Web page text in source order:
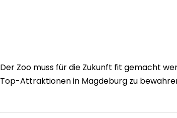
Der Zoo muss für die Zukunft fit gemacht
Top-Attraktionen in Magdeburg zu